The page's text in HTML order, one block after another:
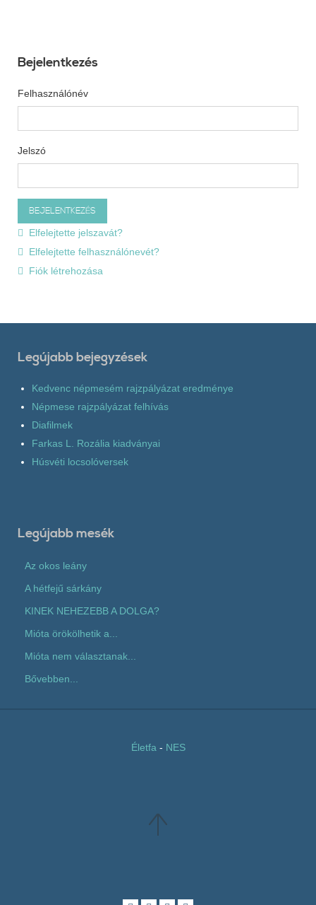
Bejelentkezés
Felhasználónév
Jelszó
Elfelejtette jelszavát?
Elfelejtette felhasználónevét?
Fiók létrehozása
Legújabb bejegyzések
Kedvenc népmesém rajzpályázat eredménye
Népmese rajzpályázat felhívás
Diafilmek
Farkas L. Rozália kiadványai
Húsvéti locsolóversek
Legújabb mesék
Az okos leány
A hétfejű sárkány
KINEK NEHEZEBB A DOLGA?
Mióta örökölhetik a...
Mióta nem választanak...
Bővebben...
Életfa - NES